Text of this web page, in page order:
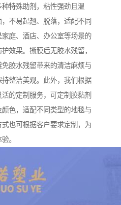
特殊助剂，粘性强劲且温
不易起翘、脱落，适配不同
庭、酒店、办公室等场景的
效果。撕膜后无胶水残留，
胶水残留带来的清洁麻烦与
整洁美观。此外，我们根据
的定制服务，可定制胶黏剂
色，适配不同类型的地毯与
也可根据客户要求定制，为
。